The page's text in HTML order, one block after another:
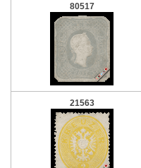
80517
21563